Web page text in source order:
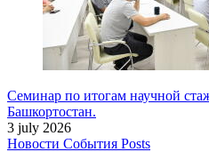
Семинар по итогам научной
Башкортостан.
3 july 2026
Новости События Posts